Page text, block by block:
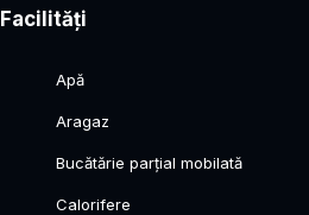
Facilități
Apă
Aragaz
Bucătărie parțial mobilată
Calorifere